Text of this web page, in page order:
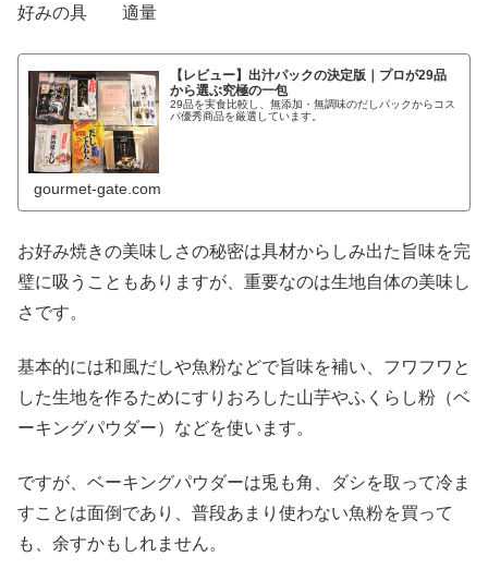
好みの具 適量
【レビュー】出汁パックの決定版｜プロが29品
から選ぶ究極の一包
29品を実食比較し、無添加・無調味のだしパックからコス
パ優秀商品を厳選しています。
gourmet-gate.com
お好み焼きの美味しさの秘密は具材からしみ出た旨味を完
璧に吸うこともありますが、重要なのは生地自体の美味し
さです。
基本的には和風だしや魚粉などで旨味を補い、フワフワと
した生地を作るためにすりおろした山芋やふくらし粉（ベ
ーキングパウダー）などを使います。
ですが、ベーキングパウダーは兎も角、ダシを取って冷ま
すことは面倒であり、普段あまり使わない魚粉を買って
も、余すかもしれません。